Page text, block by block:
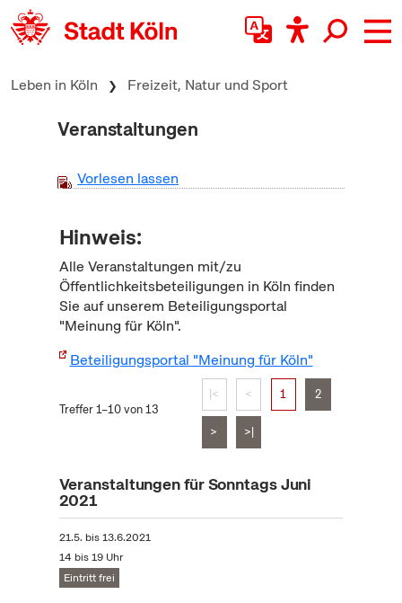
zum Inhalt springen
Leben in Köln Freizeit, Natur und Sport
Veranstaltungen
Vorlesen lassen
Hinweis:
Alle Veranstaltungen mit/zu
Öffentlichkeitsbeteiligungen in Köln finden
Sie auf unserem Beteiligungsportal
"Meinung für Köln".
Beteiligungsportal "Meinung für Köln"
Treffer 1–10 von 13
|< < 1 2
> >|
Veranstaltungen für Sonntags Juni
2021
21.5. bis13.6.2021
14 bis 19 Uhr
Eintritt frei